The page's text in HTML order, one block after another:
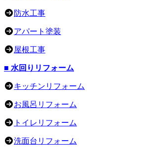
防水工事
アパート塗装
屋根工事
■ 水回りリフォーム
キッチンリフォーム
お風呂リフォーム
トイレリフォーム
洗面台リフォーム